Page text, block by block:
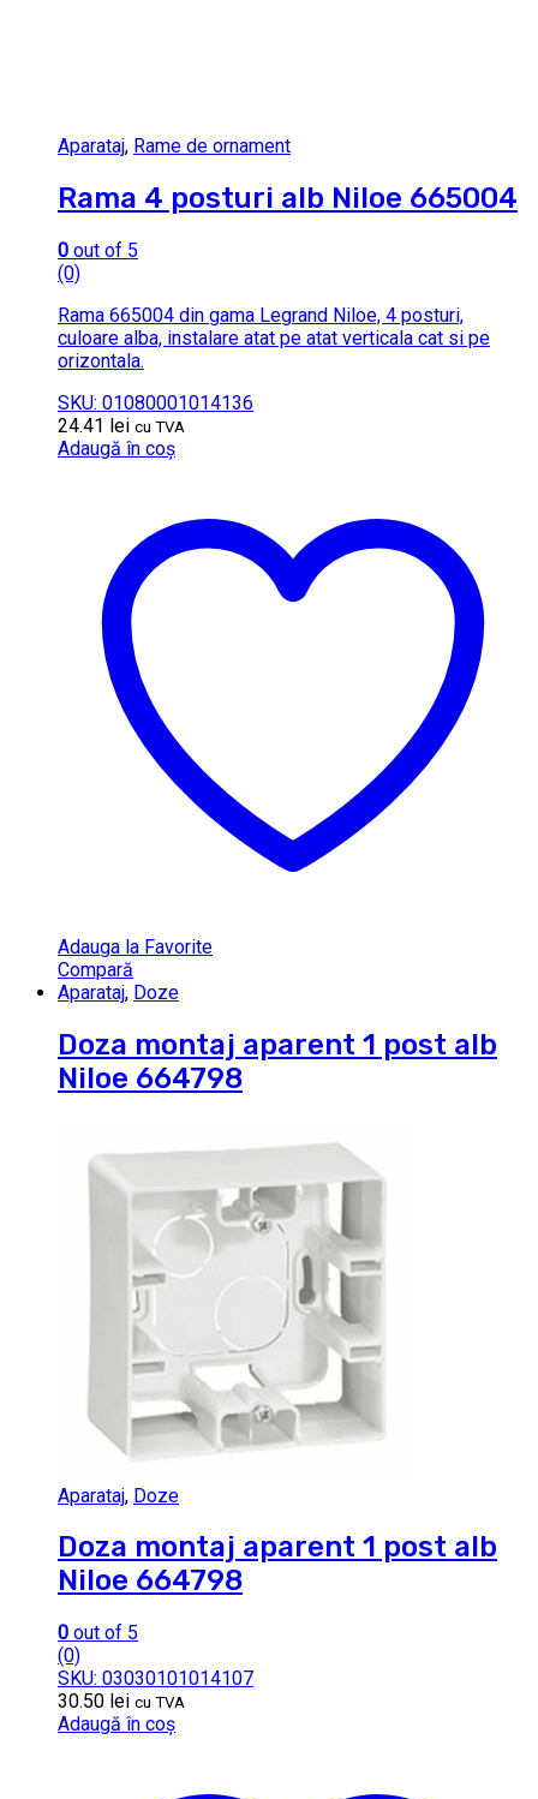
Aparataj, Rame de ornament
Rama 4 posturi alb Niloe 665004
0 out of 5
(0)
Rama 665004 din gama Legrand Niloe, 4 posturi,
culoare alba, instalare atat pe atat verticala cat si pe
orizontala.
SKU: 01080001014136
24.41 lei cu TVA
Adaugă în coș
Adauga la Favorite
Compară
Aparataj, Doze
Doza montaj aparent 1 post alb
Niloe 664798
Aparataj, Doze
Doza montaj aparent 1 post alb
Niloe 664798
0 out of 5
(0)
SKU: 03030101014107
30.50 lei cu TVA
Adaugă în coș